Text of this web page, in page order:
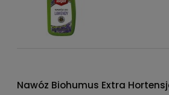
Nawóz Biohumus Extra